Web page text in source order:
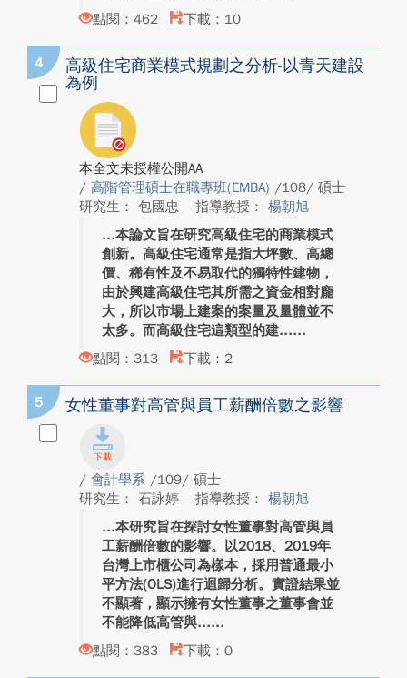
點閱：462
下載：10
4
高級住宅商業模式規劃之分析-以青天建設
為例
本全文未授權公開AA
/ 高階管理碩士在職專班(EMBA) /108/ 碩士
研究生： 包國忠
指導教授： 楊朝旭
本論文旨在研究高級住宅的商業模式
創新。高級住宅通常是指大坪數、高總
價、稀有性及不易取代的獨特性建物，
由於興建高級住宅其所需之資金相對龐
大，所以市場上建案的案量及量體並不
太多。而高級住宅這類型的建...
點閱：313
下載：2
5 女性董事對高管與員工薪酬倍數之影響
/ 會計學系 /109/ 碩士
研究生： 石詠婷
指導教授： 楊朝旭
本研究旨在探討女性董事對高管與員
工薪酬倍數的影響。以2018、2019年
台灣上市櫃公司為樣本，採用普通最小
平方法(OLS)進行迴歸分析。實證結果並
不顯著，顯示擁有女性董事之董事會並
不能降低高管與...
點閱：383
下載：0